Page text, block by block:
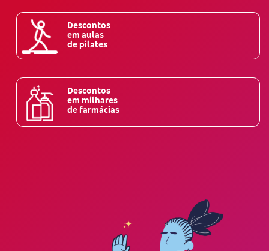
Descontos
em aulas
de pilates
Descontos
em milhares
de farmácias